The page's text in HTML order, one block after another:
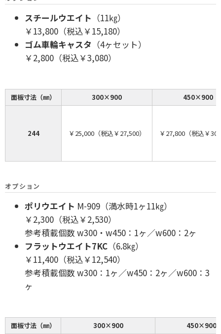
スチールウエイト （11㎏）
￥13,800（税込￥15,180）
ゴム車輪キャスタ （4ヶセット）
￥2,800（税込￥3,080）
面板寸法（㎜） 300×900 450×900
244 ￥25,000（税込￥27,500） ￥27,800（税込￥
オプション
ポリウエイト M-909（満水時1ヶ11㎏）
￥2,300（税込￥2,530）
参考積載個数 w300・w450：1ヶ／w600：2ヶ
フラットウエイト7KC （6.8㎏）
￥11,400（税込￥12,540）
参考積載個数 w300：1ヶ／w450：2ヶ／w600：3
ヶ
面板寸法（㎜） 300×900 450×900